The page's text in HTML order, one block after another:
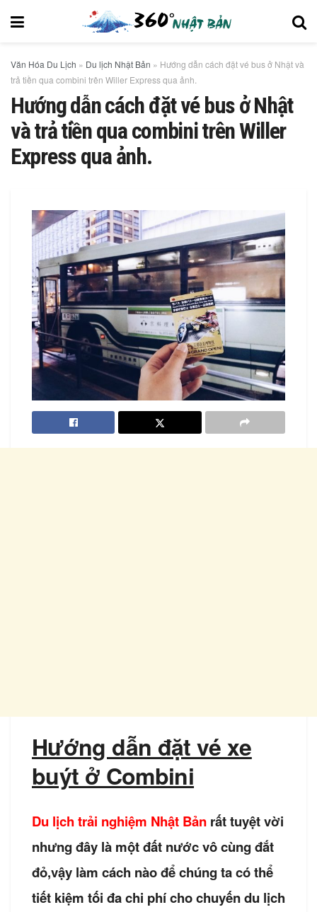
Văn Hóa Du Lịch » Du lịch Nhật Bản » Hướng dẫn cách đặt vé bus ở Nhật và
trả tiền qua combini trên Willer Express qua ảnh.
Hướng dẫn cách đặt vé bus ở Nhật
và trả tiền qua combini trên Willer
Express qua ảnh.
Hướng dẫn đặt vé xe
buýt ở Combini
Du lịch trải nghiệm Nhật Bản rất tuyệt vời
nhưng đây là một đất nước vô cùng đắt
đỏ,vậy làm cách nào để chúng ta có thể
tiết kiệm tối đa chi phí cho chuyến du lịch